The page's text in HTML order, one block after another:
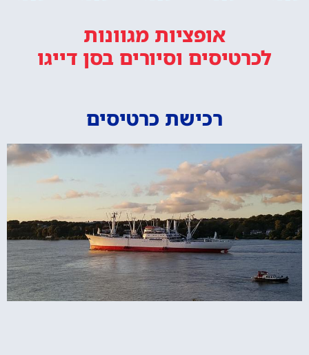
אופציות מגוונות
לכרטיסים וסיורים בסן דייגו
רכישת כרטיסים